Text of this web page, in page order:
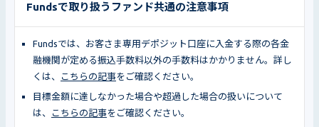
Fundsで取り扱うファンド共通の注意事項
Fundsでは、お客さま専用デポジット口座に入金する際の各金
融機関が定める振込手数料以外の手数料はかかりません。詳し
くは、
こちらの記事をご確認ください。
目標金額に達しなかった場合や超過した場合の扱いについて
は、
こちらの記事をご確認ください。